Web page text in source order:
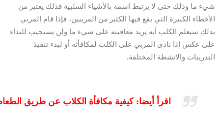
شيء ما وذلك حتى لا يرتبط اسمه بالأشياء السلبية فذلك يعتبر من
الأخطاء الكبيرة التي يقع فيها الكثير من المربيين، فإذا قام المربي
بذلك سيعلم الكلب أنه يريد معاقبته على شيء ما ولن يستجيب للنداء
على عكس إذا نادى المربي على الكلب لمكافأته أو لبدء تنفيذ
التدريبات والانشطة المختلفة.
اقرأ أيضا:كيفية مكافأة الكلاب عن طريق